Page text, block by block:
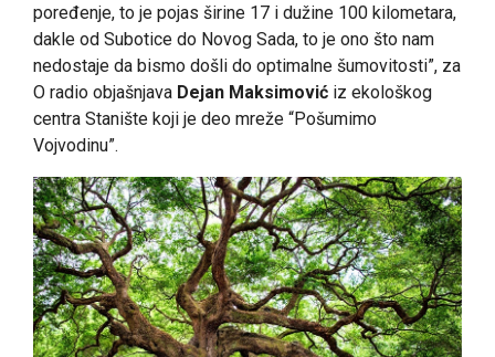
poređenje, to je pojas širine 17 i dužine 100 kilometara,
dakle od Subotice do Novog Sada, to je ono što nam
nedostaje da bismo došli do optimalne šumovitosti”, za
O radio objašnjava Dejan Maksimović iz ekološkog
centra Stanište koji je deo mreže “Pošumimo
Vojvodinu”.